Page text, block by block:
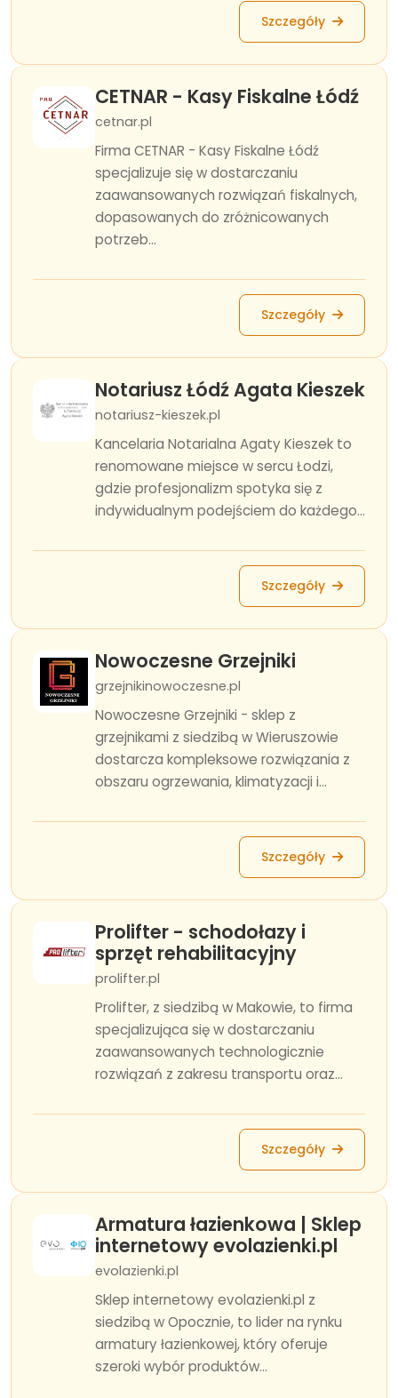
Szczegóły
CETNAR - Kasy Fiskalne Łódź
cetnar.pl
Firma CETNAR - Kasy Fiskalne Łódź
specjalizuje się w dostarczaniu
zaawansowanych rozwiązań fiskalnych,
dopasowanych do zróżnicowanych
potrzeb...
Szczegóły
Notariusz Łódź Agata Kieszek
notariusz-kieszek.pl
Kancelaria Notarialna Agaty Kieszek to
renomowane miejsce w sercu Łodzi,
gdzie profesjonalizm spotyka się z
indywidualnym podejściem do każdego...
Szczegóły
Nowoczesne Grzejniki
grzejnikinowoczesne.pl
Nowoczesne Grzejniki - sklep z
grzejnikami z siedzibą w Wieruszowie
dostarcza kompleksowe rozwiązania z
obszaru ogrzewania, klimatyzacji i...
Szczegóły
Prolifter - schodołazy i
sprzęt rehabilitacyjny
prolifter.pl
Prolifter, z siedzibą w Makowie, to firma
specjalizująca się w dostarczaniu
zaawansowanych technologicznie
rozwiązań z zakresu transportu oraz...
Szczegóły
Armatura łazienkowa | Sklep
internetowy evolazienki.pl
evolazienki.pl
Sklep internetowy evolazienki.pl z
siedzibą w Opocznie, to lider na rynku
armatury łazienkowej, który oferuje
szeroki wybór produktów...